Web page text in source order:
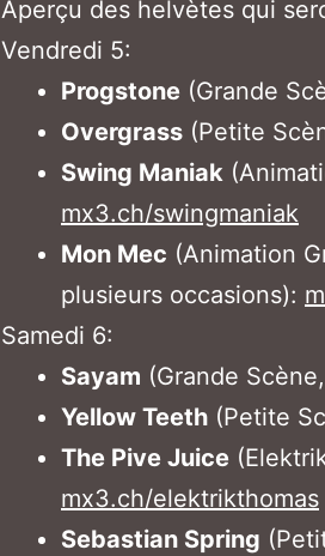
Aperçu des helvètes qui
Vendredi 5:
Progstone (Grande
Overgrass (Petite
Swing Maniak
mx3.ch/swingmaniak
Mon Mec (Animation
plusieurs occasions):
Samedi 6:
Sayam (Grande
Yellow Teeth (Petite
The Pive Juice
mx3.ch/elektrikthomas
Sebastian Spring